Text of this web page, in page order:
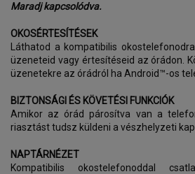
Maradj kapcsolódva.
OKOSÉRTESÍTÉSEK
Láthatod a kompatibilis
üzeneteid vagy értesítéseid az órádon.
üzenetekre az órádról ha Android™-os
BIZTONSÁGI ÉS KÖVETÉSI FUNKCIÓK
Amikor az órád párosítva van a
riasztást tudsz küldeni a vészhelyzeti
NAPTÁRNÉZET
Kompatibilis okostelefonoddal